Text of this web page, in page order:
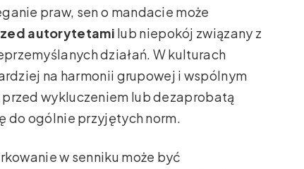
praw, sen o mandacie może
autorytetami lub niepokój związany z
działań. W kulturach
na harmonii grupowej i wspólnym
wykluczeniem lub dezaprobatą
do ogólnie przyjętych norm.
w senniku może być